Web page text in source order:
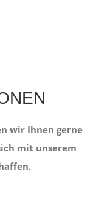
wir Ihnen gerne
mit unserem